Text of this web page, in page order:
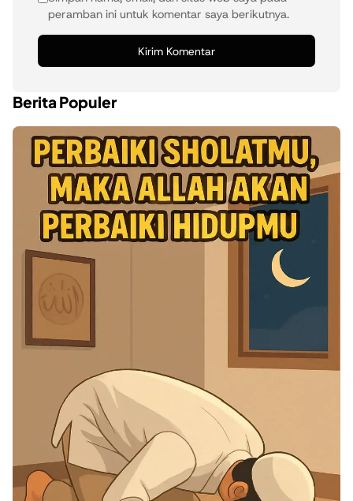
peramban ini untuk komentar saya berikutnya.
Berita Populer